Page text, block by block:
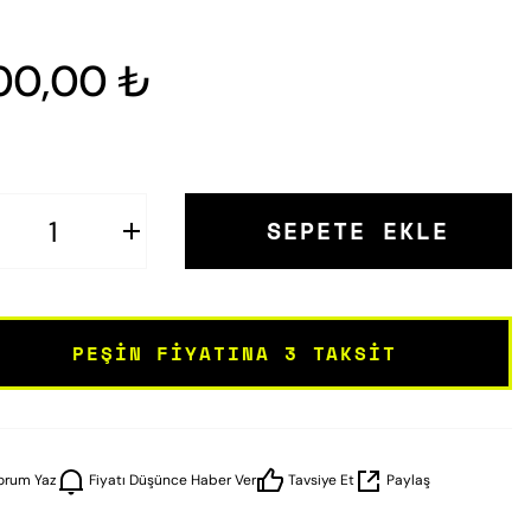
₺
SEPETE EKLE
PEŞIN FIYATINA 3 TAKSIT
Yaz Fiyatı Düşünce Haber Ver Tavsiye Et Paylaş